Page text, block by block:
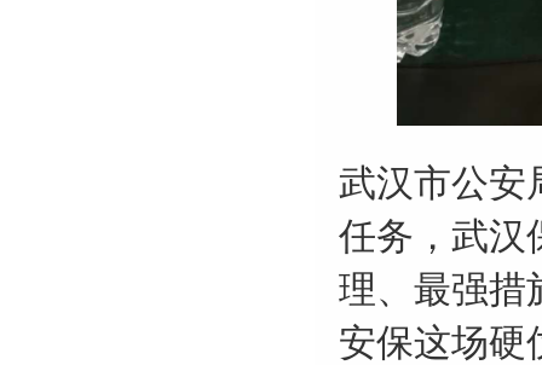
武汉市公安
任务，武汉
理、最强措
安保这场硬